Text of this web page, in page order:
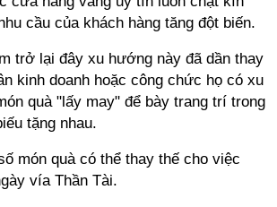
cầu của khách hàng tăng đột biến.
trở lại đây xu hướng này đã dần thay
kinh doanh hoặc công chức họ có xu
quà "lấy may" để bày trang trí trong
tặng nhau.
món quà có thể thay thế cho việc
vía Thần Tài.